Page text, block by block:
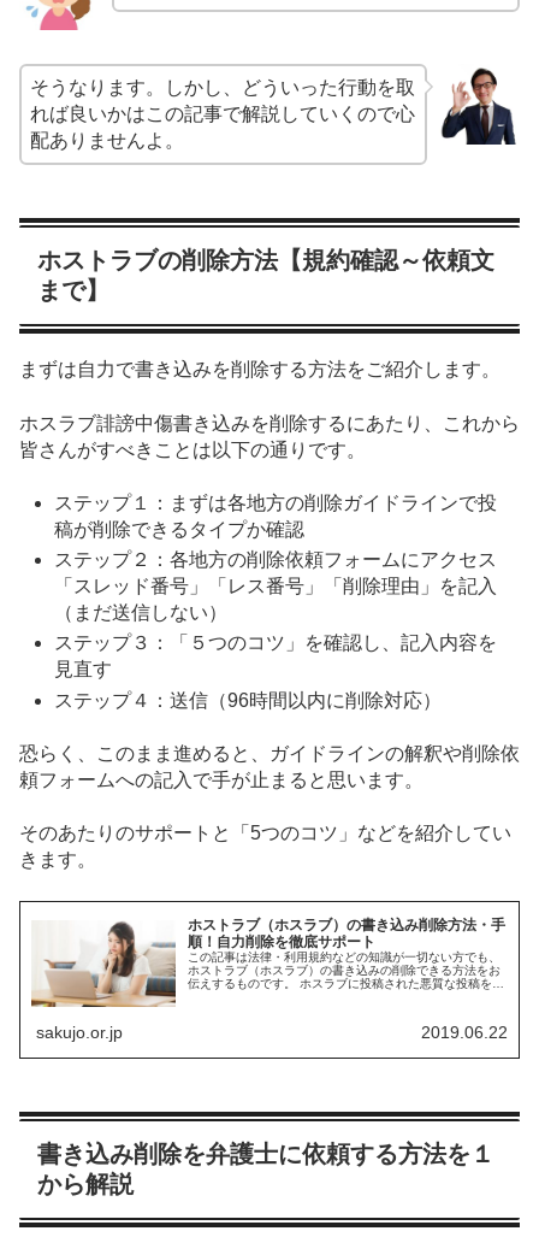
そうなります。しかし、どういった行動を取
れば良いかはこの記事で解説していくので心
配ありませんよ。
ホストラブの削除方法【規約確認～依頼文
まで】
まずは自力で書き込みを削除する方法をご紹介します。
ホスラブ誹謗中傷書き込みを削除するにあたり、これから
皆さんがすべきことは以下の通りです。
ステップ１：まずは各地方の削除ガイドラインで投
稿が削除できるタイプか確認
ステップ２：各地方の削除依頼フォームにアクセス
「スレッド番号」「レス番号」「削除理由」を記入
（まだ送信しない）
ステップ３：「５つのコツ」を確認し、記入内容を
見直す
ステップ４：送信（96時間以内に削除対応）
恐らく、このまま進めると、ガイドラインの解釈や削除依
頼フォームへの記入で手が止まると思います。
そのあたりのサポートと「5つのコツ」などを紹介してい
きます。
ホストラブ（ホスラブ）の書き込み削除方法・手
順！自力削除を徹底サポート
この記事は法律・利用規約などの知識が一切ない方でも、
ホストラブ（ホスラブ）の書き込みの削除できる方法をお
伝えするものです。 ホスラブに投稿された悪質な投稿を早
sakujo.or.jp 2019.06.22
書き込み削除を弁護士に依頼する方法を１
から解説